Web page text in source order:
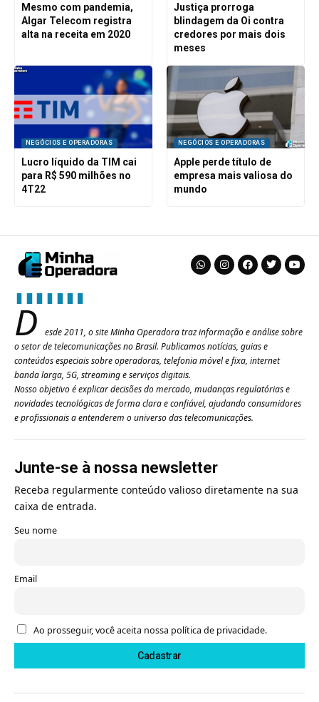
Mesmo com pandemia,
Algar Telecom registra
alta na receita em 2020
Justiça prorroga
blindagem da Oi contra
credores por mais dois
meses
NEGÓCIOS E OPERADORAS
Lucro líquido da TIM cai
para R$ 590 milhões no
4T22
NEGÓCIOS E OPERADORAS
Apple perde título de
empresa mais valiosa do
mundo
D
esde 2011, o site Minha Operadora traz informação e análise sobre
o setor de telecomunicações no Brasil. Publicamos notícias, guias e
conteúdos especiais sobre operadoras, telefonia móvel e fixa, internet
banda larga, 5G, streaming e serviços digitais.
Nosso objetivo é explicar decisões do mercado, mudanças regulatórias e
novidades tecnológicas de forma clara e confiável, ajudando consumidores
e profissionais a entenderem o universo das telecomunicações.
Junte-se à nossa newsletter
Receba regularmente conteúdo valioso diretamente na sua
caixa de entrada.
Seu nome
Email
Ao prosseguir, você aceita nossa política de privacidade.